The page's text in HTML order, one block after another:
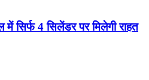
सिर्फ 4 सिलेंडर पर मिलेगी राहत